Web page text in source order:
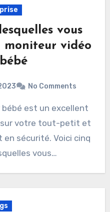
vous
moniteur vidéo
No Comments
sur votre tout-petit et
en sécurité. Voici cinq
vous…